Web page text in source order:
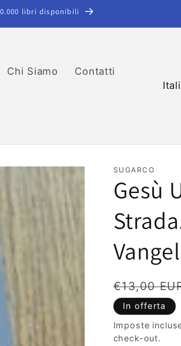
libri disponibili
Chi Siamo Contatti
/
A
e
a
g
e
o
g
r
SUGARCO
Gesù
Prezzo
di
listino
€13,00
In offerta
Imposte
check-out.